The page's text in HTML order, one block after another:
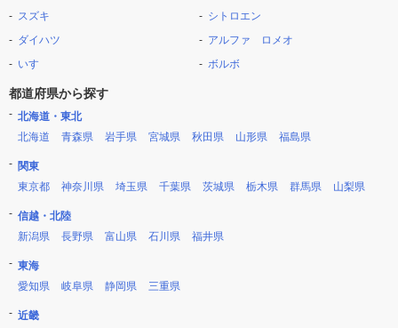
スズキ
ダイハツ
いすゞ
シトロエン
アルファ ロメオ
ボルボ
都道府県から探す
北海道・東北
北海道
青森県 岩手県 宮城県 秋田県 山形県 福島県
関東
東京都
神奈川県 埼玉県 千葉県 茨城県 栃木県 群馬県 山梨県
信越・北陸
新潟県
長野県 富山県 石川県 福井県
東海
愛知県
岐阜県 静岡県 三重県
近畿